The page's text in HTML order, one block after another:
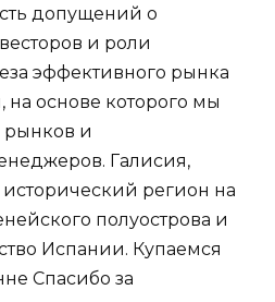
допущений о
и роли
эффективного рынка
на основе которого мы
и
Галисия,
регион на
полуострова и
Испании. Купаемся
Спасибо за